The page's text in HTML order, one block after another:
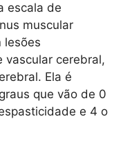
escala de
muscular
lesões
vascular cerebral,
Ela é
que vão de 0
e 4 o